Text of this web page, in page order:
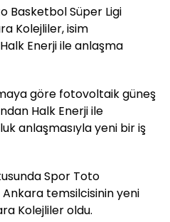
Basketbol Süper Ligi
Kolejliler, isim
Enerji ile anlaşma
göre fotovoltaik güneş
Halk Enerji ile
anlaşmasıyla yeni bir iş
Spor Toto
temsilcisinin yeni
Kolejliler oldu.